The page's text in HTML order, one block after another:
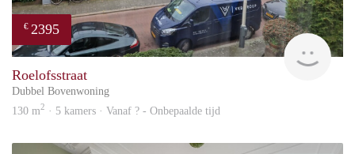
€ 2395
Roelofsstraat
Dubbel Bovenwoning
130 m2 · 5 kamers · Vanaf ? - Onbepaalde tijd